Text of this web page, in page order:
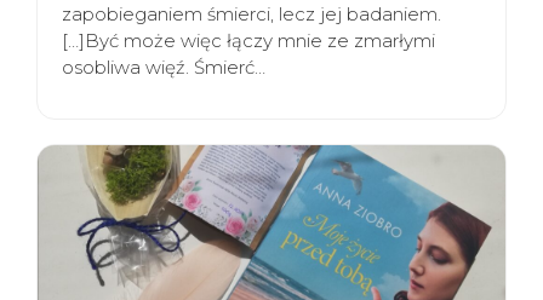
zapobieganiem śmierci, lecz jej badaniem.
[…]Być może więc łączy mnie ze zmarłymi
osobliwa więź. Śmierć…